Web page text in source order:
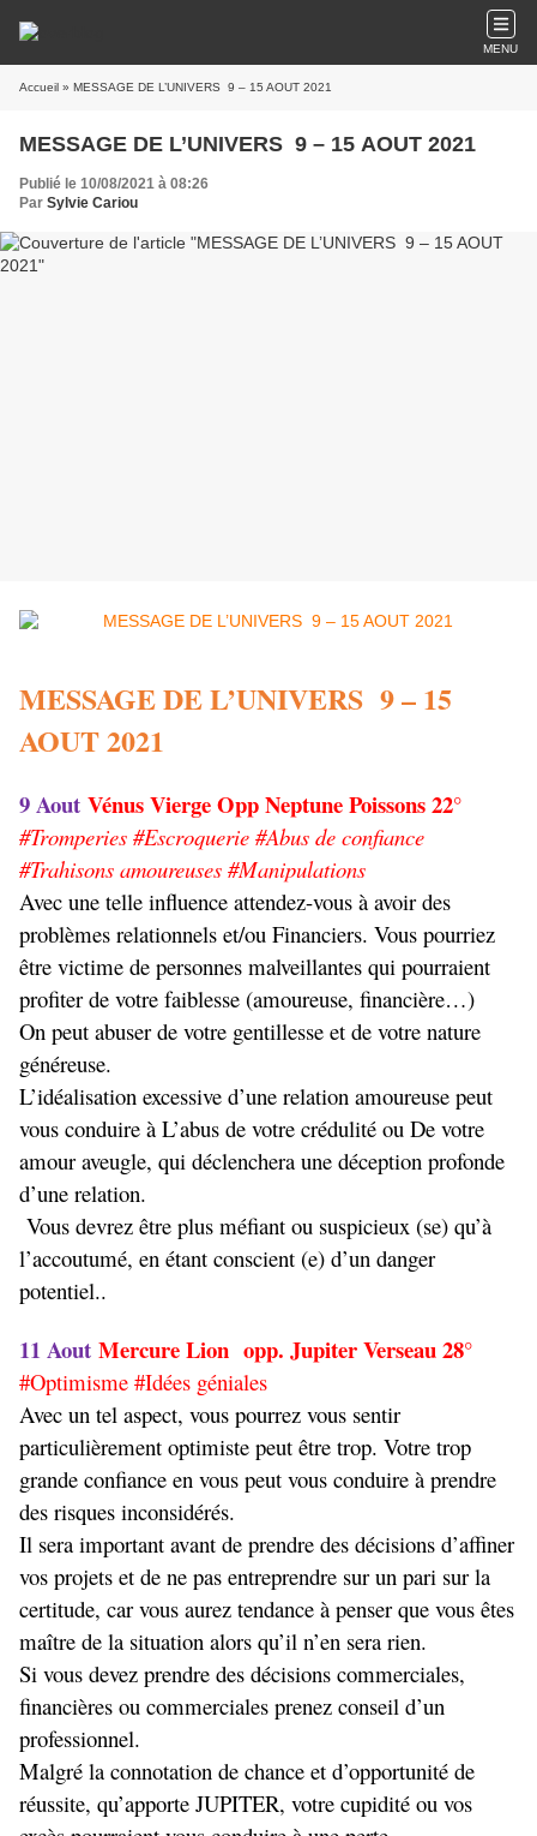
MENU
Accueil » MESSAGE DE L’UNIVERS 9 – 15 AOUT 2021
MESSAGE DE L’UNIVERS 9 – 15 AOUT 2021
Publié le 10/08/2021 à 08:26
Par Sylvie Cariou
MESSAGE DE L’UNIVERS 9 – 15
AOUT 2021
9 Aout Vénus Vierge Opp Neptune Poissons 22°
#Tromperies #Escroquerie #Abus de confiance
#Trahisons amoureuses #Manipulations
Avec une telle influence attendez-vous à avoir des
problèmes relationnels et/ou Financiers. Vous pourriez
être victime de personnes malveillantes qui pourraient
profiter de votre faiblesse (amoureuse, financière…)
On peut abuser de votre gentillesse et de votre nature
généreuse.
L’idéalisation excessive d’une relation amoureuse peut
vous conduire à L’abus de votre crédulité ou De votre
amour aveugle, qui déclenchera une déception profonde
d’une relation.
Vous devrez être plus méfiant ou suspicieux (se) qu’à
l’accoutumé, en étant conscient (e) d’un danger
potentiel..
11 Aout Mercure Lion opp. Jupiter Verseau 28°
#Optimisme #Idées géniales
Avec un tel aspect, vous pourrez vous sentir
particulièrement optimiste peut être trop. Votre trop
grande confiance en vous peut vous conduire à prendre
des risques inconsidérés.
Il sera important avant de prendre des décisions d’affiner
vos projets et de ne pas entreprendre sur un pari sur la
certitude, car vous aurez tendance à penser que vous êtes
maître de la situation alors qu’il n’en sera rien.
Si vous devez prendre des décisions commerciales,
financières ou commerciales prenez conseil d’un
professionnel.
Malgré la connotation de chance et d’opportunité de
réussite, qu’apporte JUPITER, votre cupidité ou vos